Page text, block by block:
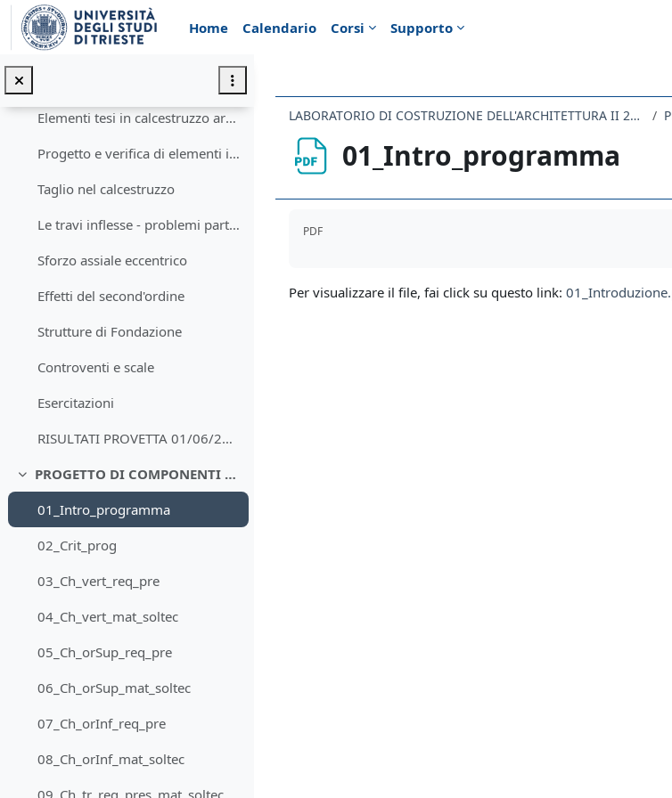
Vai al contenuto principale
Home
Calendario Corsi Supporto
Metodo degli Stati Limite
Elementi tesi in calcestruzzo armato
Progetto e verifica di elementi inflessi
Taglio nel calcestruzzo
Le travi inflesse - problemi particolari
Sforzo assiale eccentrico
Effetti del second'ordine
Strutture di Fondazione
Controventi e scale
Esercitazioni
RISULTATI PROVETTA 01/06/2020
Minimizza
PROGETTO DI COMPONENTI EDILIZI
01_Intro_programma
02_Crit_prog
03_Ch_vert_req_pre
04_Ch_vert_mat_soltec
05_Ch_orSup_req_pre
06_Ch_orSup_mat_soltec
07_Ch_orInf_req_pre
08_Ch_orInf_mat_soltec
LABORATORIO DI COSTRUZIONE DELL'ARCHITETTURA II 2020
01_Intro_programma
PDF
Per visualizzare il file, fai click su questo link: